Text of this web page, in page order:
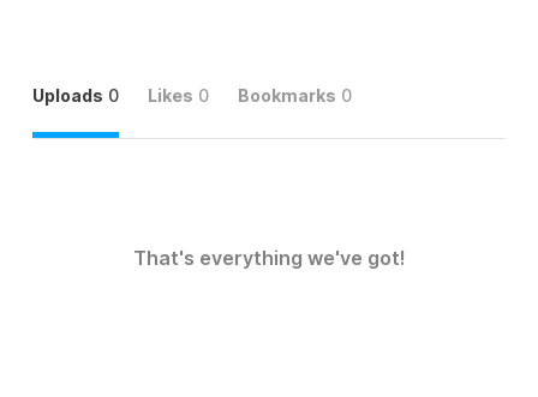
Uploads 0 Likes 0 Bookmarks 0
That's everything we've got!